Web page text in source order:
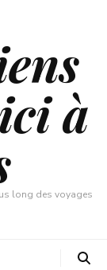
à
long des voyages